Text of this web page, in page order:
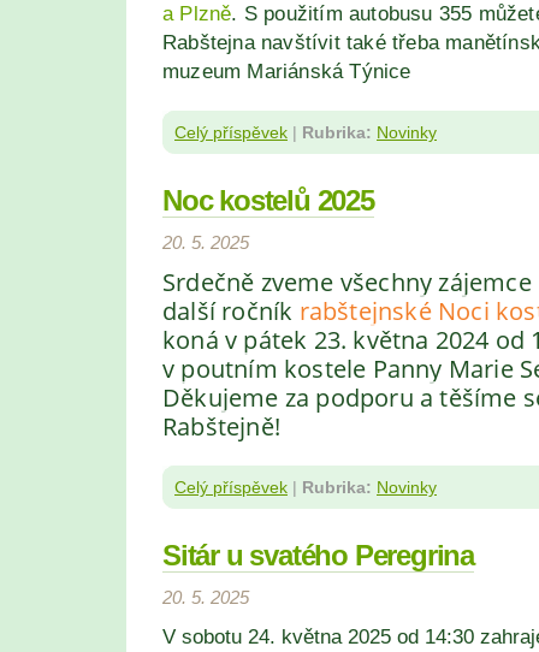
a Plzně. S použitím autobusu 355
Rabštejna navštívit také třeba
muzeum Mariánská Týnice
Celý příspěvek | Rubrika: Novinky
Noc kostelů 2025
20. 5. 2025
Srdečně zveme všechny zájemce
další ročník rabštejnské Noci
koná v pátek 23. května 2024 od
v poutním kostele Panny Marie
Děkujeme za podporu a těšíme
Rabštejně!
Celý příspěvek | Rubrika: Novinky
Sitár u svatého Peregrina
20. 5. 2025
V sobotu 24. května 2025 od 14:30